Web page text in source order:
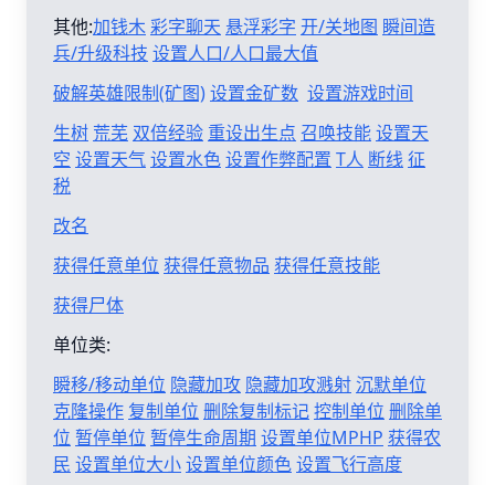
其他:加钱木彩字聊天 悬浮彩字 开/关地图 瞬间造
兵/升级科技 设置人口/人口最大值
破解英雄限制(矿图)设置金矿数 设置游戏时间
生树 荒芜 双倍经验 重设出生点 召唤技能设置天
空 设置天气设置水色设置作弊配置 T人 断线征
税
改名
获得任意单位 获得任意物品 获得任意技能
获得尸体
单位类:
瞬移/移动单位 隐藏加攻 隐藏加攻溅射沉默单位
克隆操作 复制单位 删除复制标记控制单位 删除单
位 暂停单位 暂停生命周期 设置单位MPHP 获得农
民 设置单位大小设置单位颜色设置飞行高度